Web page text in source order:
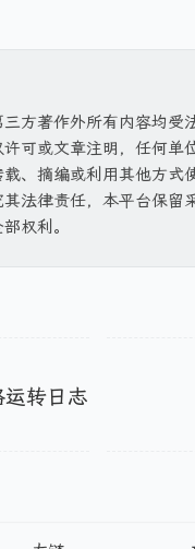
方著作外所有内容均受
可或文章注明，任何单
、摘编或利用其他方式
法律责任，本平台保留
权利。
转日志